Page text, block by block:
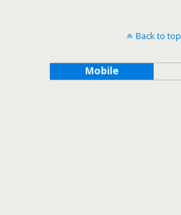
Back to top
Mobile